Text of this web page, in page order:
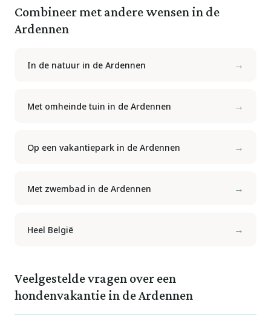
Combineer met andere wensen in de
Ardennen
In de natuur in de Ardennen →
Met omheinde tuin in de Ardennen →
Op een vakantiepark in de Ardennen →
Met zwembad in de Ardennen →
Heel België →
Veelgestelde vragen over een
hondenvakantie in de Ardennen